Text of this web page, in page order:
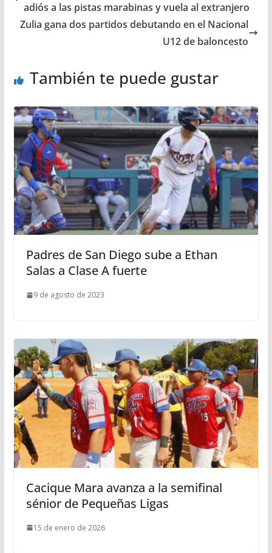
adiós a las pistas marabinas y vuela al extranjero
Zulia gana dos partidos debutando en el Nacional
U12 de baloncesto
También te puede gustar
Padres de San Diego sube a Ethan
Salas a Clase A fuerte
9 de agosto de 2023
Cacique Mara avanza a la semifinal
sénior de Pequeñas Ligas
15 de enero de 2026